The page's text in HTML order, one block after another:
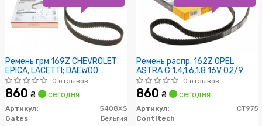
Ремень грм 169Z CHEVROLET
EPICA, LACETTI; DAEWOO
EVANDA
0 отзывов
860 ₴ сегодня
Артикул:
5408XS
Gates
Бельгия
Ремень распр. 162Z OPEL
ASTRA G 1.4,1.6,1.8 16V 02/9
0 отзывов
860 ₴ сегодня
Артикул:
CT975
Contitech